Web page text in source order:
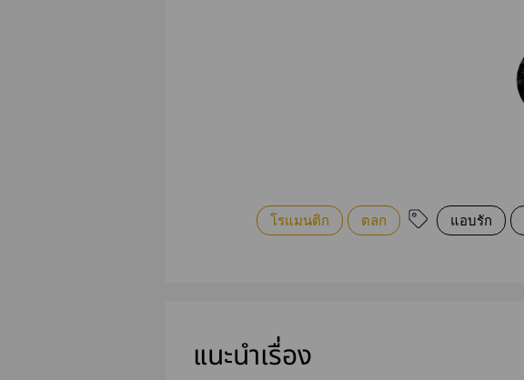
โรแมนติก ตลก แอบรัก
แนะนำเรื่อง